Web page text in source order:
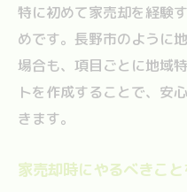
特に初めて家売却を経験
めです。長野市のように
場合も、項目ごとに地域
トを作成することで、安
きます。
家売却時にやるべきこ